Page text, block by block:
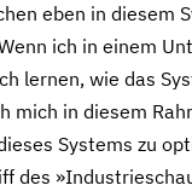
eben in diesem
ich in einem
lernen, wie das
mich in diesem
Systems zu
des